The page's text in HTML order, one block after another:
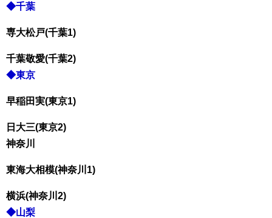
◆千葉
専大松戸(千葉1)
千葉敬愛(千葉2)
◆東京
早稲田実(東京1)
日大三(東京2)
神奈川
東海大相模(神奈川1)
横浜(神奈川2)
◆山梨